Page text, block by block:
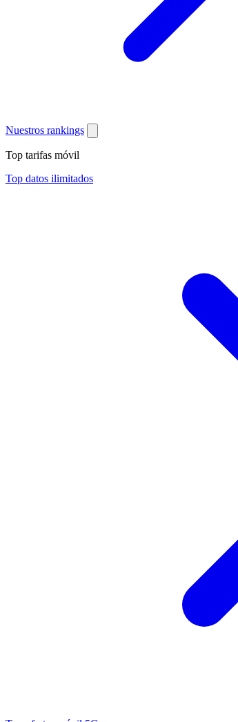
Nuestros rankings
Top tarifas móvil
Top datos ilimitados